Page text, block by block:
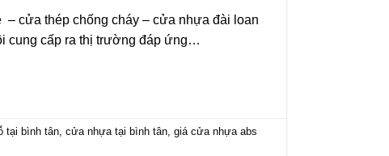
cửa thép chống cháy – cửa nhựa đài loan
cung cấp ra thị trường đáp ứng…
tại bình tân,cửa nhựa tại bình tân,giá cửa nhựa abs